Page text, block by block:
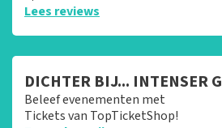
Lees reviews
DICHTER BIJ... INTENSER
Beleef evenementen met
Tickets van TopTicketShop!